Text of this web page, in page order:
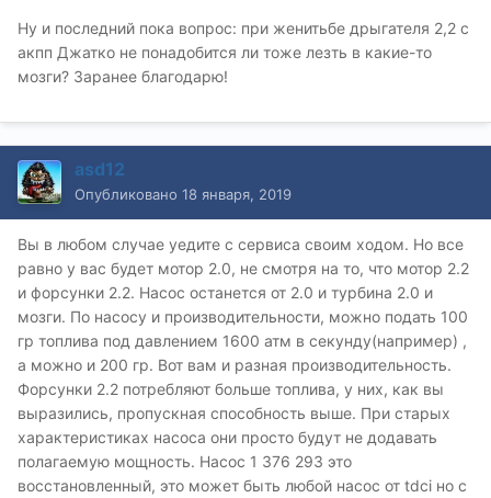
Ну и последний пока вопрос: при женитьбе дрыгателя 2,2 с
акпп Джатко не понадобится ли тоже лезть в какие-то
мозги? Заранее благодарю!
asd12
Опубликовано 18 января, 2019
Вы в любом случае уедите с сервиса своим ходом. Но все
равно у вас будет мотор 2.0, не смотря на то, что мотор 2.2
и форсунки 2.2. Насос останется от 2.0 и турбина 2.0 и
мозги. По насосу и производительности, можно подать 100
гр топлива под давлением 1600 атм в секунду(например) ,
а можно и 200 гр. Вот вам и разная производительность.
Форсунки 2.2 потребляют больше топлива, у них, как вы
выразились, пропускная способность выше. При старых
характеристиках насоса они просто будут не додавать
полагаемую мощность. Насос 1 376 293 это
восстановленный, это может быть любой насос от tdci но с